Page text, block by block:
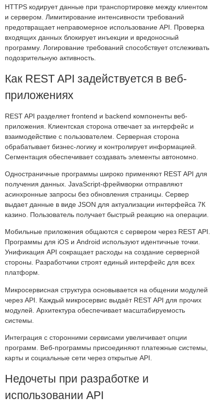
HTTPS кодирует данные при транспортировке между клиентом
и сервером. Лимитирование интенсивности требований
предотвращает неправомерное использование API. Проверка
входящих данных блокирует инъекции и вредоносный
программу. Логирование требований способствует отслеживать
подозрительную активность.
Как REST API задействуется в веб-
приложениях
REST API разделяет frontend и backend компоненты веб-
приложения. Клиентская сторона отвечает за интерфейс и
взаимодействие с пользователем. Серверная сторона
обрабатывает бизнес-логику и контролирует информацией.
Сегментация обеспечивает создавать элементы автономно.
Одностраничные программы широко применяют REST API для
получения данных. JavaScript-фреймворки отправляют
асинхронные запросы без обновления страницы. Сервер
выдает данные в виде JSON для актуализации интерфейса 7К
казино. Пользователь получает быстрый реакцию на операции.
Мобильные приложения общаются с сервером через REST API.
Программы для iOS и Android используют идентичные точки.
Унификация API сокращает расходы на создание серверной
стороны. Разработчики строят единый интерфейс для всех
платформ.
Микросервисная структура основывается на общении модулей
через API. Каждый микросервис выдаёт REST API для прочих
модулей. Архитектура обеспечивает масштабируемость
системы.
Интеграция с сторонними сервисами увеличивает опции
программ. Веб-программы присоединяют платежные системы,
карты и социальные сети через открытые API.
Недочеты при разработке и
использовании API